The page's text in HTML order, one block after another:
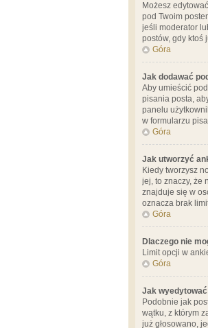
Możesz
pod Twoim
jeśli moderator
postów, gdy ktoś
Góra
Jak dodawać
Aby umieścić
pisania posta,
panelu
w formularzu
Góra
Jak utworzyć
Kiedy tworzysz
jej, to znaczy, że
znajduje się w
oznacza brak
Góra
Dlaczego nie
Limit opcji w
Góra
Jak
Podobnie jak
wątku, z którym
już głosowano,